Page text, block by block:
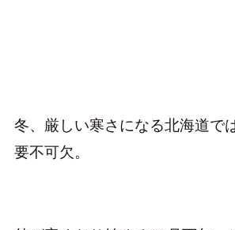
冬、厳しい寒さになる北海道で
要不可欠。